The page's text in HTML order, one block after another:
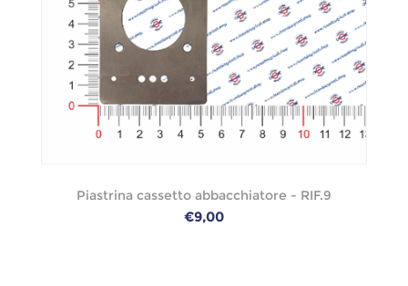
Piastrina cassetto abbacchiatore - RIF.9
€9,00